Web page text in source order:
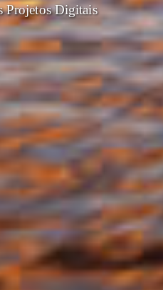
Projetos Digitais